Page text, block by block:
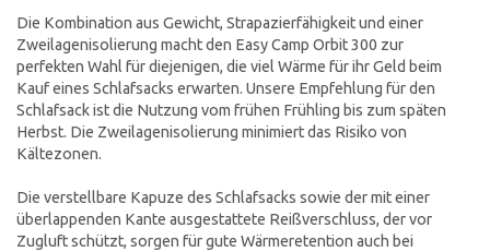
Die Kombination aus Gewicht, Strapazierfähigkeit und einer
Zweilagenisolierung macht den Easy Camp Orbit 300 zur
perfekten Wahl für diejenigen, die viel Wärme für ihr Geld beim
Kauf eines Schlafsacks erwarten. Unsere Empfehlung für den
Schlafsack ist die Nutzung vom frühen Frühling bis zum späten
Herbst. Die Zweilagenisolierung minimiert das Risiko von
Kältezonen.
Die verstellbare Kapuze des Schlafsacks sowie der mit einer
überlappenden Kante ausgestattete Reißverschluss, der vor
Zugluft schützt, sorgen für gute Wärmeretention auch bei